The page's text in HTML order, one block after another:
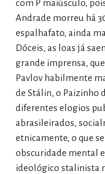
com P maiúsculo,
Andrade morreu há
espalhafato, ainda
Dóceis, as loas já
grande imprensa,
Pavlov habilmente
de Stálin, o Paizinho
diferentes elogios
abrasileirados,
etnicamente, o que
obscuridade mental
ideológico stalinista